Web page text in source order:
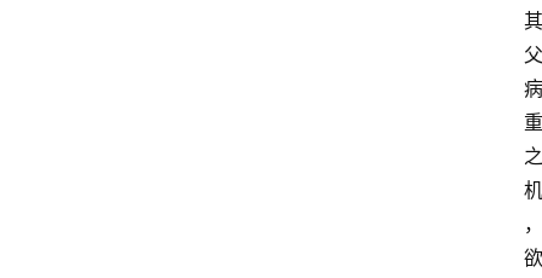
其
父
病
重
之
机
，
欲